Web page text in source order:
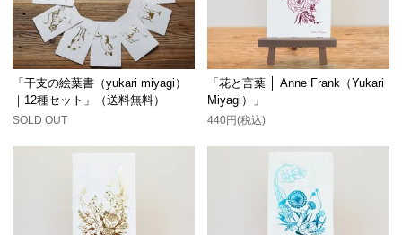
「干支の絵葉書（yukari miyagi）
｜12種セット」（送料無料）
SOLD OUT
「花と言葉 │ Anne Frank（Yukari
Miyagi）」
440円(税込)